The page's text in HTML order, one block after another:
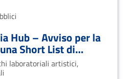
Hub – Avviso per la
Short List di
laboratoriali artistici,